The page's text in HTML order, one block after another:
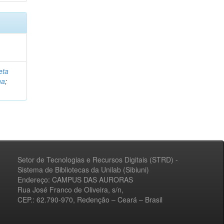
;
Setor de Tecnologias e Recursos Digitais (STRD) -
Sistema de Bibliotecas da Unilab (Sibiuni)
Endereço: CAMPUS DAS AURORAS
Rua José Franco de Oliveira, s/n,
CEP.: 62.790-970, Redenção – Ceará – Brasil